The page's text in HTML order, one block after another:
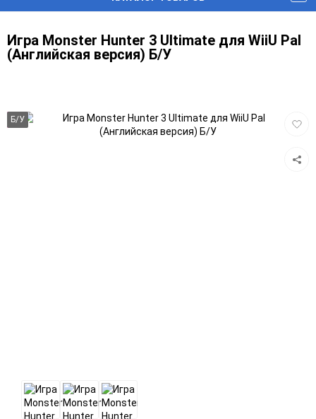
Игра Monster Hunter 3 Ultimate для WiiU Pal
(Английская версия) Б/У
Б/У